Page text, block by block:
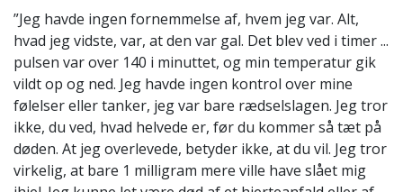
”Jeg havde ingen fornemmelse af, hvem jeg var. Alt,
hvad jeg vidste, var, at den var gal. Det blev ved i timer ...
pulsen var over 140 i minuttet, og min temperatur gik
vildt op og ned. Jeg havde ingen kontrol over mine
følelser eller tanker, jeg var bare rædselslagen. Jeg tror
ikke, du ved, hvad helvede er, før du kommer så tæt på
døden. At jeg overlevede, betyder ikke, at du vil. Jeg tror
virkelig, at bare 1 milligram mere ville have slået mig